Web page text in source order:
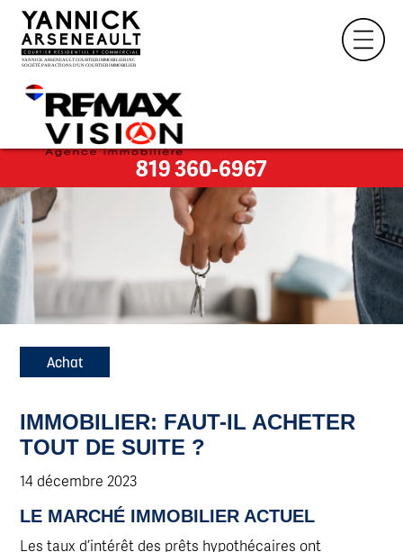
819 360-6967
Achat
IMMOBILIER: FAUT-IL ACHETER
TOUT DE SUITE ?
14 décembre 2023
LE MARCHÉ IMMOBILIER ACTUEL
Les taux d’intérêt des prêts hypothécaires ont